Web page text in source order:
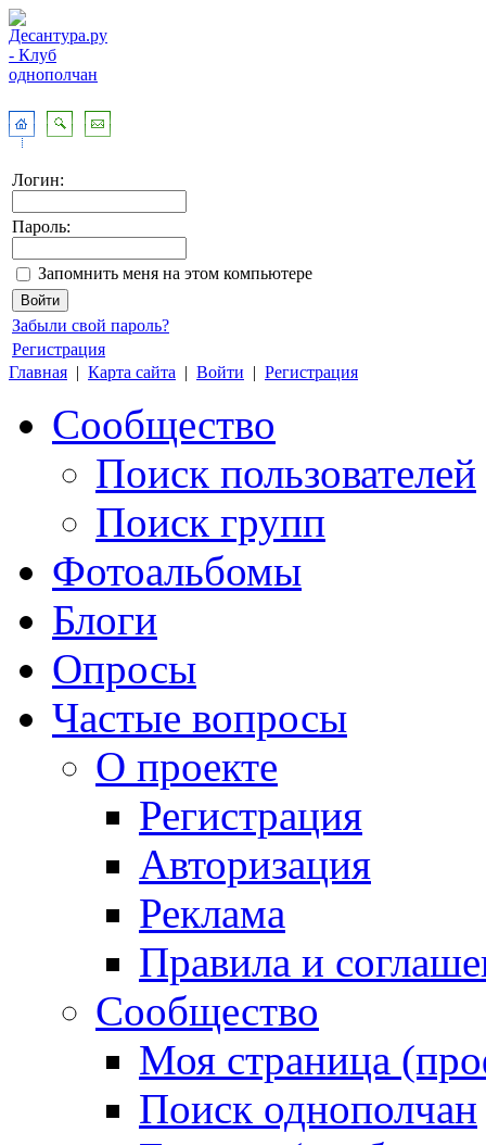
Логин:
Пароль:
Запомнить меня на этом компьютере
Забыли свой пароль?
Регистрация
Главная | Карта сайта | Войти | Регистрация
Сообщество
Поиск пользователей
Поиск групп
Фотоальбомы
Блоги
Опросы
Частые вопросы
О проекте
Регистрация
Авторизация
Реклама
Правила и
Сообщество
Моя страница
Поиск однополчан